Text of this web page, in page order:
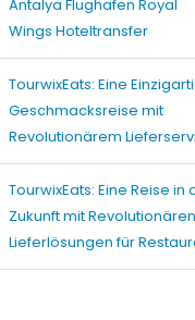
Antalya Flughafen Royal
Wings Hoteltransfer
TourwixEats: Eine
Geschmacksreise mit
Revolutionärem
TourwixEats: Eine Reise in
Zukunft mit Revolutionären
Lieferlösungen für